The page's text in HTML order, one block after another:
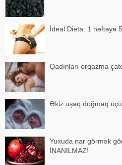
İdeal Dieta: 1 həftəyə
Qadınları orqazma
Əkiz uşaq doğmaq
Yuxuda nar görmək
İNANILMAZ!